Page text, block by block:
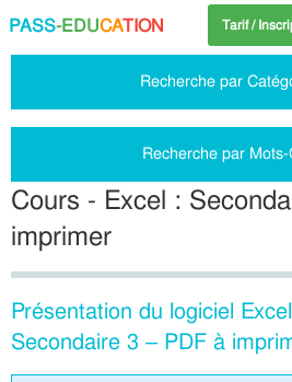
PASS-EDUCATION Tarif /
Recherche par
Recherche par Mots-
Cours - Excel :
imprimer
Présentation du logiciel
Secondaire 3 – PDF à